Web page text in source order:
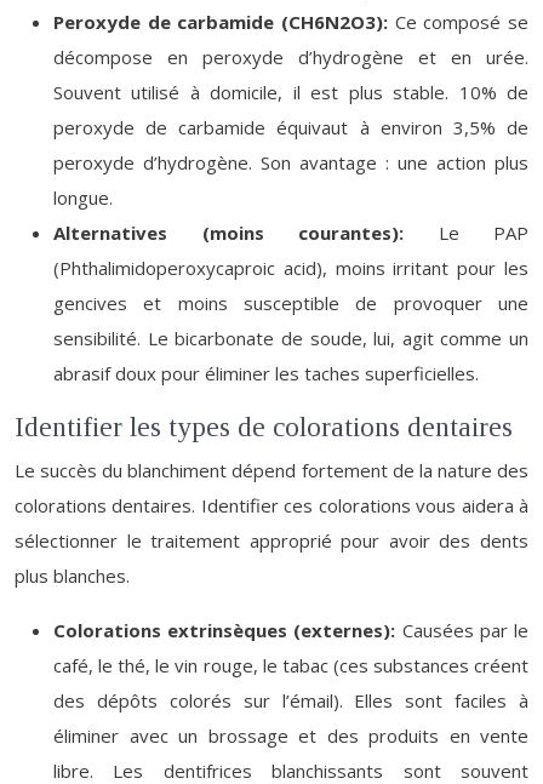
Peroxyde de carbamide (CH6N2O3): Ce composé se
décompose en peroxyde d’hydrogène et en urée.
Souvent utilisé à domicile, il est plus stable. 10% de
peroxyde de carbamide équivaut à environ 3,5% de
peroxyde d’hydrogène. Son avantage : une action plus
longue.
Alternatives (moins courantes): Le PAP
(Phthalimidoperoxycaproic acid), moins irritant pour les
gencives et moins susceptible de provoquer une
sensibilité. Le bicarbonate de soude, lui, agit comme un
abrasif doux pour éliminer les taches superficielles.
Identifier les types de colorations dentaires
Le succès du blanchiment dépend fortement de la nature des
colorations dentaires. Identifier ces colorations vous aidera à
sélectionner le traitement approprié pour avoir des dents
plus blanches.
Colorations extrinsèques (externes): Causées par le
café, le thé, le vin rouge, le tabac (ces substances créent
des dépôts colorés sur l’émail). Elles sont faciles à
éliminer avec un brossage et des produits en vente
libre. Les dentifrices blanchissants sont souvent